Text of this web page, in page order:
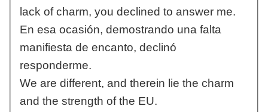
lack of charm, you declined to answer me.
En esa ocasión, demostrando una falta
manifiesta de encanto, declinó
responderme.
We are different, and therein lie the charm
and the strength of the EU.